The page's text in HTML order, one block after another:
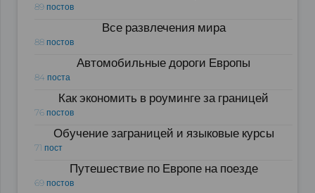
89 постов
Все развлечения мира
88 постов
Автомобильные дороги Европы
84 поста
Как экономить в роуминге за границей
76 постов
Обучение заграницей и языковые курсы
71 пост
Путешествие по Европе на поезде
69 постов